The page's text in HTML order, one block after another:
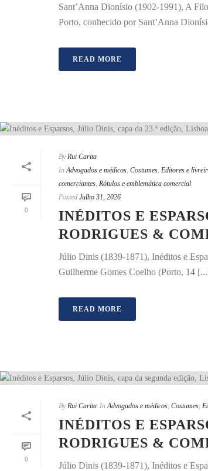
Sant’Anna Dionísio (1902-1991), A
Porto, conhecido por Sant’Anna
READ MORE
0
By Rui Carita
In Advogados e médicos Costumes Editores e
comerciantes Rótulos e emblemática comercial
Posted Julho 31, 2026
INÉDITOS E
RODRIGUES &
Júlio Dinis (1839-1871), Inéditos e
Guilherme Gomes Coelho (Porto, 14
READ MORE
0
By Rui Carita In Advogados e médicos, Costumes,
INÉDITOS E
RODRIGUES &
Júlio Dinis (1839-1871), Inéditos e